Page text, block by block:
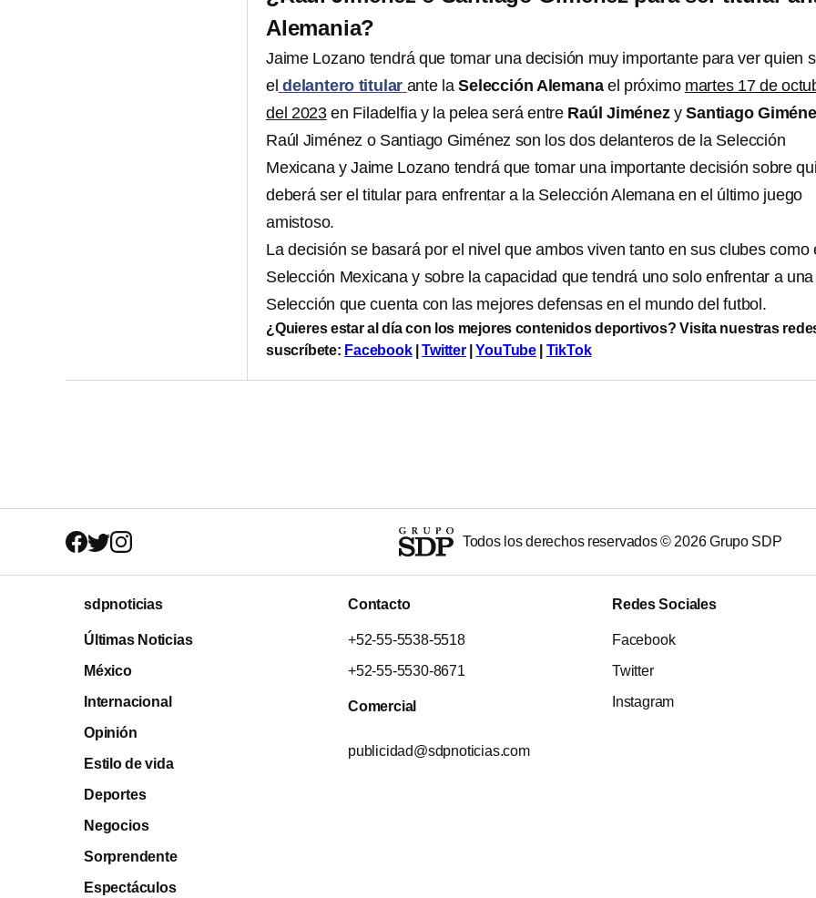
Alemania?
Jaime Lozano tendrá que tomar una decisión muy importante para ver quien
el delantero titular ante laSelección Alemana el próximo martes 17 de
del 2023 en Filadelfia y la pelea será entre Raúl JiménezySantiago
Raúl Jiménez o Santiago Giménez son los dos delanteros de la Selección
Mexicana y Jaime Lozano tendrá que tomar una importante decisión sobre
deberá ser el titular para enfrentar a la Selección Alemana en el último juego
amistoso.
La decisión se basará por el nivel que ambos viven tanto en sus clubes como
Selección Mexicana y sobre la capacidad que tendrá uno solo enfrentar a una
Selección que cuenta con las mejores defensas en el mundo del futbol.
¿Quieres estar al día con los mejores contenidos deportivos? Visita nuestras
suscríbete: Facebook|Twitter|YouTube TikTok
Todos los derechos reservados © 2026Grupo SDP
sdpnoticias
Últimas Noticias
México
Internacional
Opinión
Estilo de vida
Deportes
Negocios
Sorprendente
Espectáculos
Contacto
+52-55-5538-5518
+52-55-5530-8671
Comercial
publicidad@sdpnoticias.com
Redes Sociales
Facebook
Twitter
Instagram